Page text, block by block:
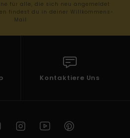
für alle, die sich neu angemeldet
findest du in deiner Willkommens-
Mail
Kontaktiere Uns